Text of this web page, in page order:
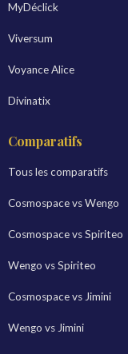
MyDéclick
Viversum
Voyance Alice
Divinatix
Comparatifs
Tous les comparatifs
Cosmospace vs Wengo
Cosmospace vs Spiriteo
Wengo vs Spiriteo
Cosmospace vs Jimini
Wengo vs Jimini